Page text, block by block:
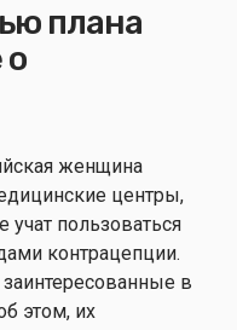
плана
о
женщина
центры,
пользоваться
контрацепции.
в
этом, их